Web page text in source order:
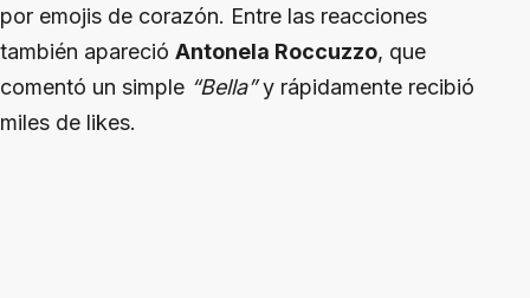
por emojis de corazón. Entre las reacciones
también apareció Antonela Roccuzzo, que
comentó un simple “Bella”y rápidamente recibió
miles de likes.